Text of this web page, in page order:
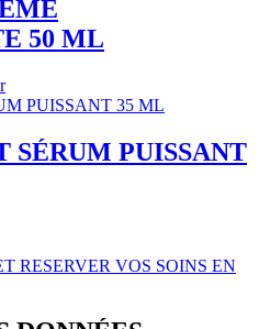
50 ML
SÉRUM PUISSANT
RESERVER VOS SOINS EN